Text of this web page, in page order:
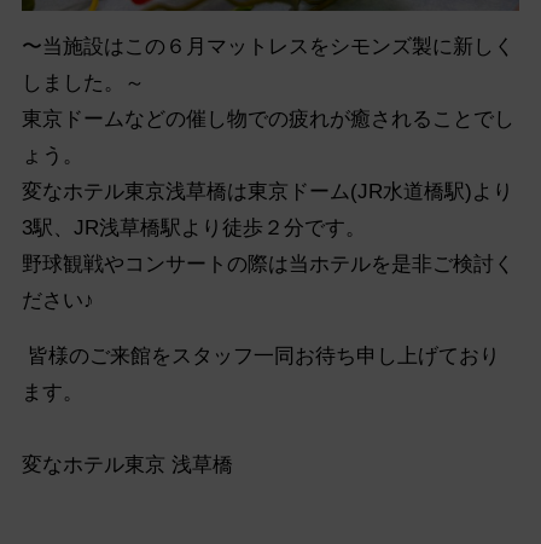
〜当施設はこの６月マットレスをシモンズ製に新しく
しました。～
東京ドームなどの催し物での疲れが癒されることでし
ょう。
変なホテル東京浅草橋は東京ドーム(JR水道橋駅)より
3駅、 JR浅草橋駅より徒歩２分です。
野球観戦やコンサートの際は当ホテルを是非ご検討く
ださい♪
皆様のご来館をスタッフ一同お待ち申し上げており
ます。
変なホテル東京 浅草橋